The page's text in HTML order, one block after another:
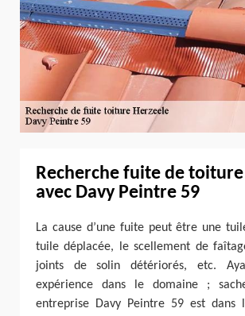
Recherche fuite de
avec Davy Peintre 59
La cause d’une fuite peut être une
tuile déplacée, le scellement de
joints de solin détériorés, etc.
expérience dans le domaine ;
entreprise Davy Peintre 59 est dans